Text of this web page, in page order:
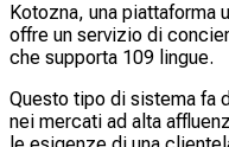
Kotozna, una piattaforma
offre un servizio di
che supporta 109 lingue.
Questo tipo di sistema fa
nei mercati ad alta